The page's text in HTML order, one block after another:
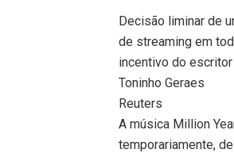
Decisão liminar de
de streaming em
incentivo do
Toninho Geraes
Reuters
A música Million
temporariamente,